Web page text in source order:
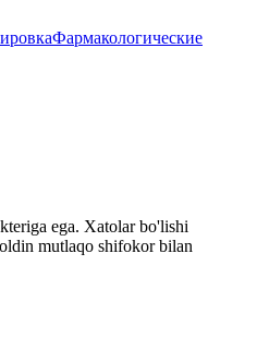
Фармакологические
ega. Xatolar bo'lishi
mutlaqo shifokor bilan